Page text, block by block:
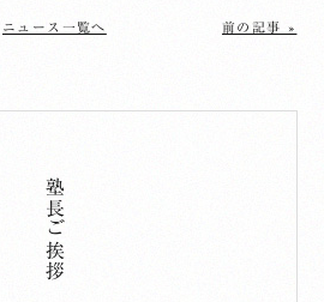
ニュース一覧へ 前の記事 »
塾長ご挨拶